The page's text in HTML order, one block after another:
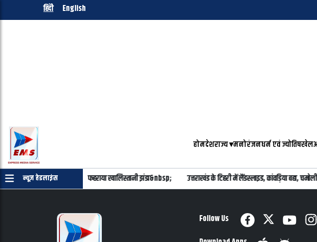
हिंदी English
होमदेशराज्य▾मनोरंजनधर्म एवं ज्योतिषखेल
न्यूज़ हेडलाइंस
में प्रिंसिपल के दफ्तर के बाहर फहराया खालिस्तानी झंडा&nbsp; उत्तराखंड के टिहरी में लैंडस्लाइड, कांवड़िया बहा,
Follow Us